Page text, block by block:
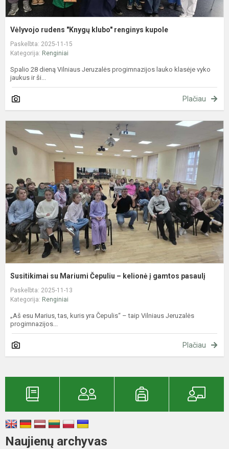
Vėlyvojo rudens "Knygų klubo" renginys kupole
Paskelbta: 2025-11-15
Kategorija: Renginiai
Spalio 28 dieną Vilniaus Jeruzalės progimnazijos lauko klasėje vyko
jaukus ir ši...
Plačiau
Susitikimai su Mariumi Čepuliu – kelionė į gamtos pasaulį
Paskelbta: 2025-11-13
Kategorija: Renginiai
„Aš esu Marius, tas, kuris yra Čepulis“ – taip Vilniaus Jeruzalės
progimnazijos...
Plačiau
Naujienų archyvas